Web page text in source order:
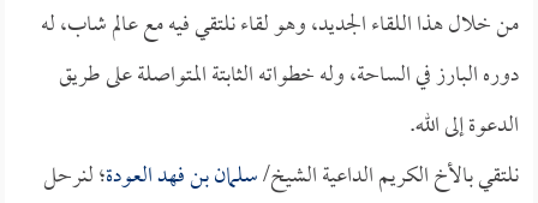
من خلال هذا اللقاء الجديد، وهو لقاء نلتقي فيه مع عالم شاب، له
دوره البارز في الساحة، وله خطواته الثابتة المتواصلة على طريق
الدعوة إلى الله.
نلتقي بالأخ الكريم الداعية الشيخ/سلمان بن فهد العودة؛ لنرحل